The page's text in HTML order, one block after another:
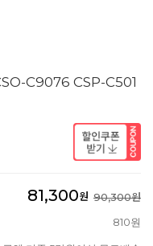
C9076 CSP-C501
81,300원 90,300원
810원